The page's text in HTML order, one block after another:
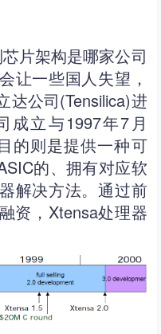
片架构是哪家公司
让一些国人失望，
达公司(Tensilica)进
成立与1997年7月
的则是提供一种可
的、拥有对应软
解决方法。通过前
资，Xtensa处理器